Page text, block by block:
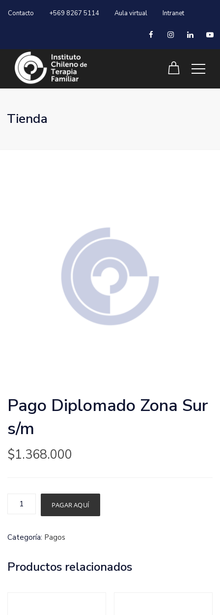
Contacto +569 8267 5114 Aula virtual Intranet
Tienda
Pago Diplomado Zona Sur
s/m
$1.368.000
Pago
Diplomado
Sur
cantidad
PAGAR AQUÍ
Categoría: Pagos
Productos relacionados